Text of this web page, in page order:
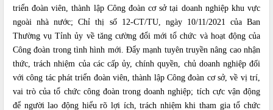
triển đoàn viên, thành lập Công đoàn cơ sở tại doanh nghiệp khu vực
ngoài nhà nước; Chỉ thị số 12-CT/TU, ngày 10/11/2021 của Ban
Thường vụ Tỉnh ủy về tăng cường đổi mới tổ chức và hoạt động của
Công đoàn trong tình hình mới. Đẩy mạnh tuyên truyền nâng cao nhận
thức, trách nhiệm của các cấp ủy, chính quyền, chủ doanh nghiệp đối
với công tác phát triển đoàn viên, thành lập Công đoàn cơ sở, về vị trí,
vai trò của tổ chức công đoàn trong doanh nghiệp; tích cực vận động
để người lao động hiểu rõ lợi ích, trách nhiệm khi tham gia tổ chức